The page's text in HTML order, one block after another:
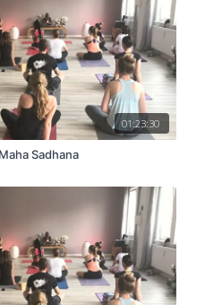
01:23:30
Sadhana